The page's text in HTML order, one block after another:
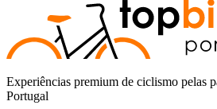
Experiências premium de ciclismo pelas
Portugal